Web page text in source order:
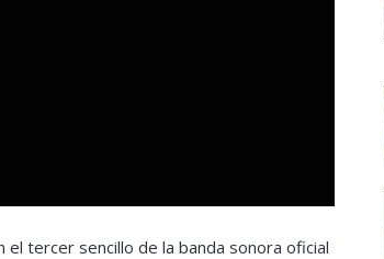
tercer sencillo de la banda sonora oficial